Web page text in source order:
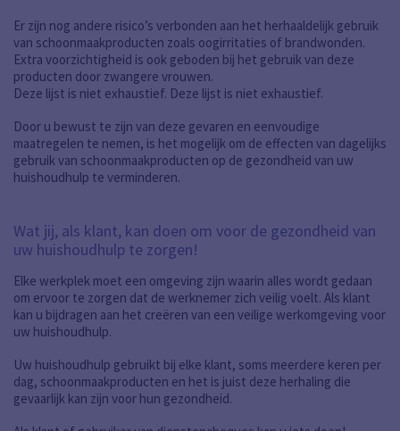
Er zijn nog andere risico’s verbonden aan het herhaaldelijk gebruik
van schoonmaakproducten zoals oogirritaties of brandwonden.
Extra voorzichtigheid is ook geboden bij het gebruik van deze
producten door zwangere vrouwen.
Deze lijst is niet exhaustief. Deze lijst is niet exhaustief.
Door u bewust te zijn van deze gevaren en eenvoudige
maatregelen te nemen, is het mogelijk om de effecten van dagelijks
gebruik van schoonmaakproducten op de gezondheid van uw
huishoudhulp te verminderen.
Wat jij, als klant, kan doen om voor de gezondheid van
uw huishoudhulp te zorgen!
Elke werkplek moet een omgeving zijn waarin alles wordt gedaan
om ervoor te zorgen dat de werknemer zich veilig voelt. Als klant
kan u bijdragen aan het creëren van een veilige werkomgeving voor
uw huishoudhulp.
Uw huishoudhulp gebruikt bij elke klant, soms meerdere keren per
dag, schoonmaakproducten en het is juist deze herhaling die
gevaarlijk kan zijn voor hun gezondheid.